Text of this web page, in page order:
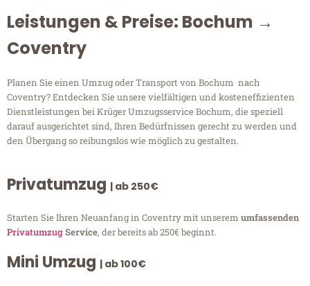
Leistungen & Preise: Bochum →
Coventry
Planen Sie einen Umzug oder Transport von Bochum nach
Coventry? Entdecken Sie unsere vielfältigen und kosteneffizienten
Dienstleistungen bei Krüger Umzugsservice Bochum, die speziell
darauf ausgerichtet sind, Ihren Bedürfnissen gerecht zu werden und
den Übergang so reibungslos wie möglich zu gestalten.
Privatumzug | ab 250€
Starten Sie Ihren Neuanfang in Coventry mit unserem umfassenden
PrivatumzugService, der bereits ab 250€ beginnt.
Mini Umzug | ab 100€